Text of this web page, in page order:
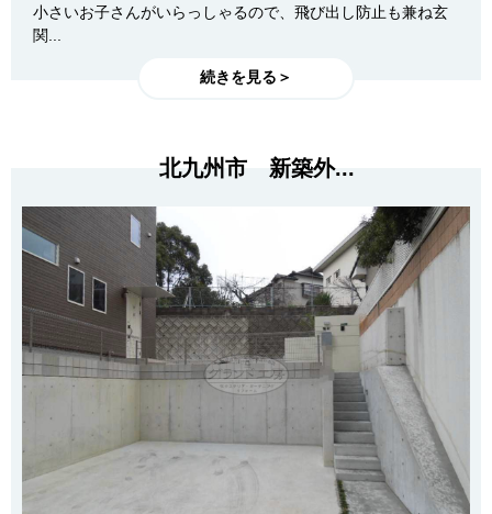
小さいお子さんがいらっしゃるので、飛び出し防止も兼ね玄
関...
続きを見る＞
北九州市 新築外...